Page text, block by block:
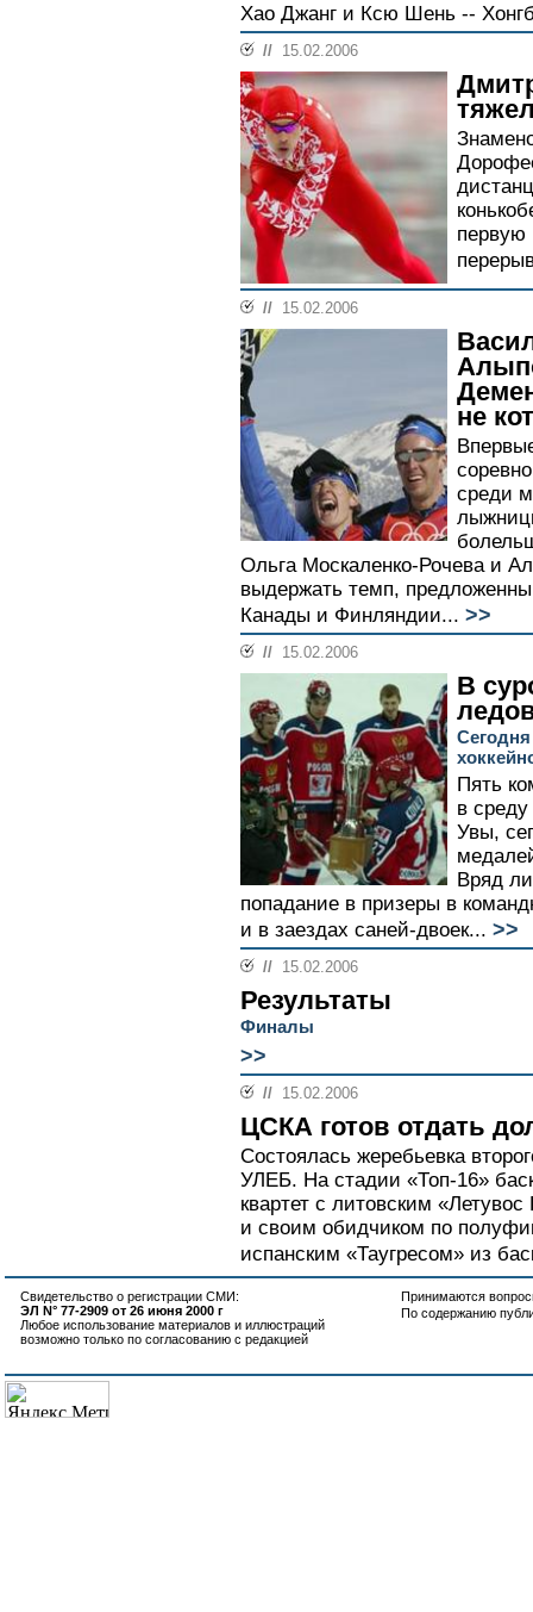
Хао Джанг и Ксю Шень --
// 15.02.2006
первую
// 15.02.2006
не
среди
Ольга Москаленко-Рочева и
выдержать темп,
Канады и Финляндии... >>
// 15.02.2006
В
Пять
в
Увы,
Вряд
попадание в призеры в
и в заездах саней-двоек... >>
// 15.02.2006
Результаты
Финалы
>>
// 15.02.2006
ЦСКА готов отдать
Состоялась жеребьевка
УЛЕБ. На стадии «Топ-16»
квартет с литовским
и своим обидчиком по
испанским «Таугресом» из
Свидетельство о регистрации СМИ:
ЭЛ N° 77-2909 от 26 июня 2000 г
Любое использование материалов и иллюстраций
возможно только по согласованию с редакцией
Принимаются
По содержанию